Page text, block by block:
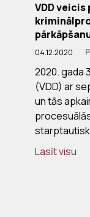
VDD
04.12.2020
2020. gada
(VDD) ar
un tās
Lasīt visu